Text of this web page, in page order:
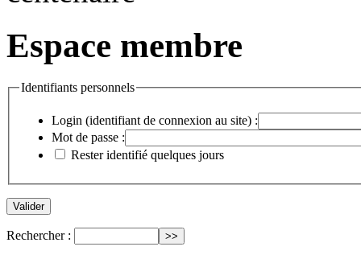
Espace membre
Identifiants personnels
Login (identifiant de connexion au site) :
Mot de passe :
Rester identifié quelques jours
Rechercher :